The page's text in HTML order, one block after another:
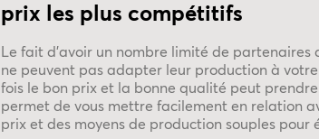
prix les plus compétitifs
Le fait d'avoir un nombre limité de
ne peuvent pas adapter leur production à
fois le bon prix et la bonne qualité peut
permet de vous mettre facilement en relation
prix et des moyens de production souples pour